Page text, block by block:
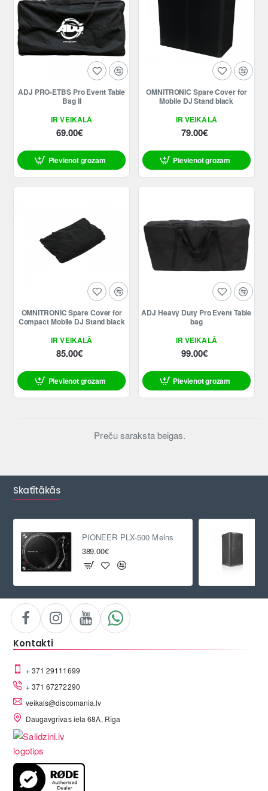
IR VEIKALĀ
ADJ PRO-ETBS Pro Event Table
Bag II
69.00€
Pievienot grozam
IR VEIKALĀ
OMNITRONIC Spare Cover for
Mobile DJ Stand black
79.00€
Pievienot grozam
IR VEIKALĀ
OMNITRONIC Spare Cover for
Compact Mobile DJ Stand black
85.00€
Pievienot grozam
IR VEIKALĀ
ADJ Heavy Duty Pro Event Table
bag
99.00€
Pievienot grozam
Preču saraksta beigas.
Skatītākās
PIONEER PLX-500 Melns
389.00€
Kontakti
+ 371 29111699
+ 371 67272290
veikals@discomania.lv
Daugavgrīvas iela 68A, Rīga